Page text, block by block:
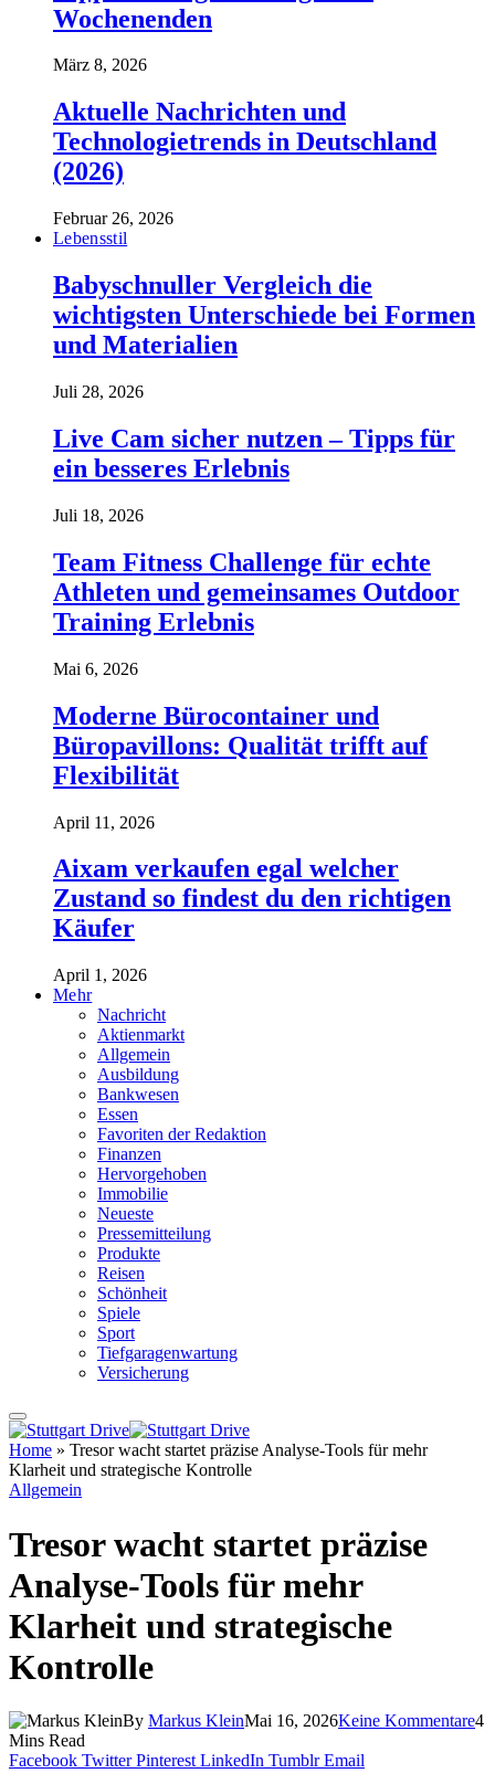
Wochenenden
März 8, 2026
Aktuelle Nachrichten und
Technologietrends in Deutschland
(2026)
Februar 26, 2026
Lebensstil
Babyschnuller Vergleich die
wichtigsten Unterschiede bei Formen
und Materialien
Juli 28, 2026
Live Cam sicher nutzen – Tipps für
ein besseres Erlebnis
Juli 18, 2026
Team Fitness Challenge für echte
Athleten und gemeinsames Outdoor
Training Erlebnis
Mai 6, 2026
Moderne Bürocontainer und
Büropavillons: Qualität trifft auf
Flexibilität
April 11, 2026
Aixam verkaufen egal welcher
Zustand so findest du den richtigen
Käufer
April 1, 2026
Mehr
Nachricht
Aktienmarkt
Allgemein
Ausbildung
Bankwesen
Essen
Favoriten der Redaktion
Finanzen
Hervorgehoben
Immobilie
Neueste
Pressemitteilung
Produkte
Reisen
Schönheit
Spiele
Sport
Tiefgaragenwartung
Versicherung
Home » Tresor wacht startet präzise Analyse-Tools für mehr
Klarheit und strategische Kontrolle
Allgemein
Tresor wacht startet präzise
Analyse-Tools für mehr
Klarheit und strategische
Kontrolle
By Markus KleinMai 16, 2026Keine Kommentare4
Mins Read
Facebook Twitter Pinterest LinkedIn Tumblr Email